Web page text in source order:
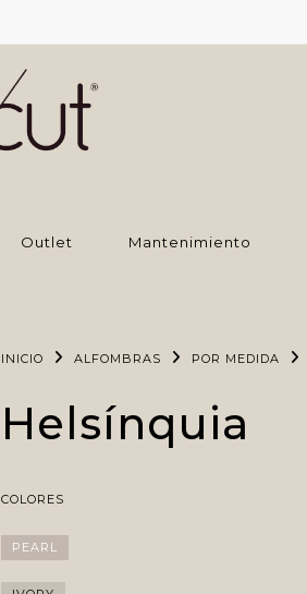
Outlet Mantenimiento
INICIO ALFOMBRAS POR MEDIDA
Helsínquia
COLORES
PEARL